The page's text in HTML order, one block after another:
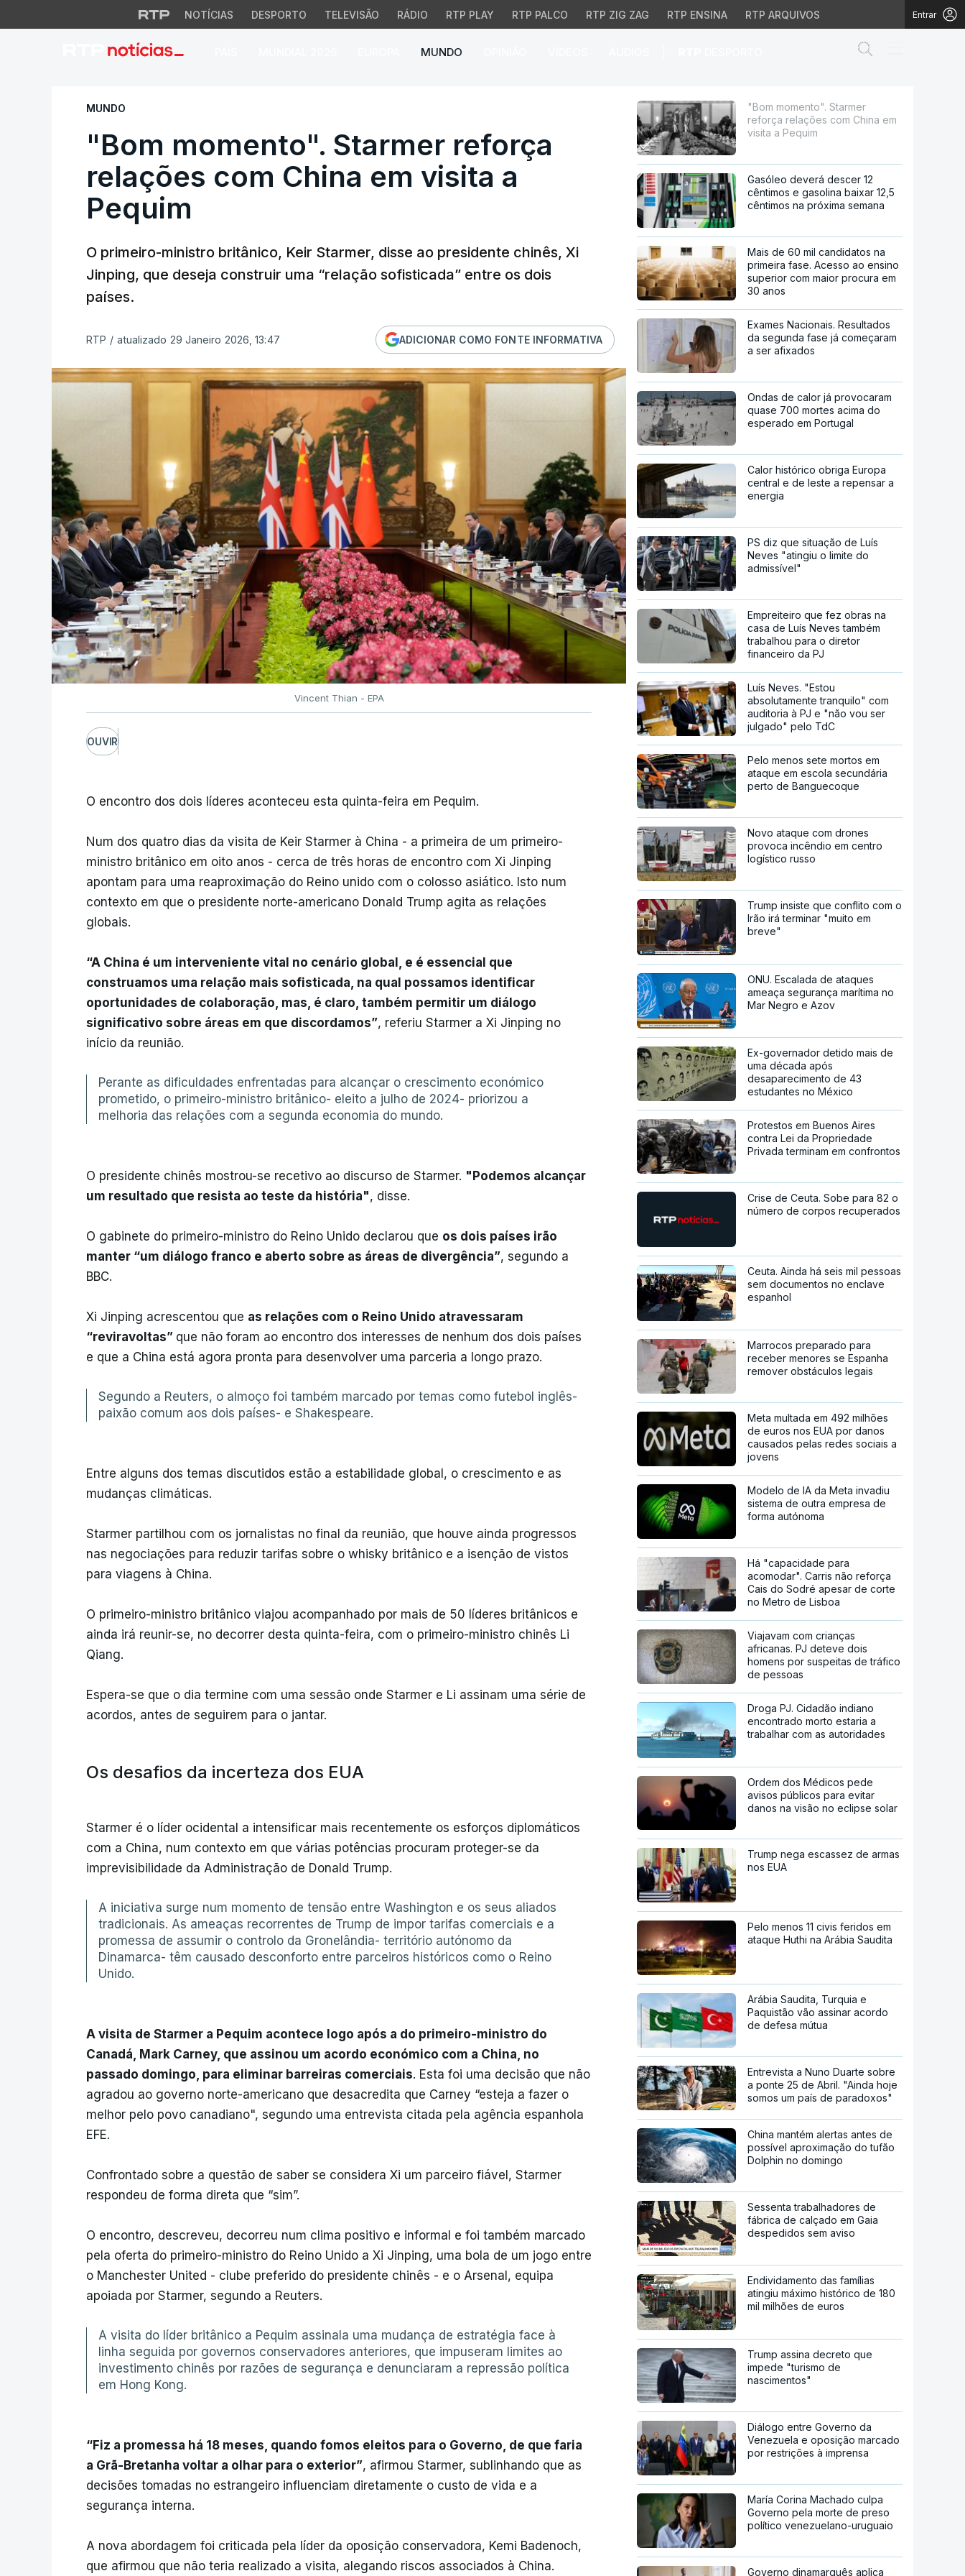
NOTÍCIAS DESPORTO TELEVISÃO RÁDIO RTP PLAY RTP PALCO RTP ZIG ZAG RTP ENSINA RTP ARQUIVOS Entrar
MUNDO
"Bom momento". Starmer reforça relações com China em visita a
MUNDO
"Bom momento". Starmer reforça
relações com China em visita a
Pequim
O primeiro-ministro britânico, Keir Starmer, disse ao presidente chinês, Xi
Jinping, que deseja construir uma “relação sofisticada” entre os dois
países.
RTP / atualizado 29 Janeiro 2026, 13:47 ADICIONAR COMO FONTE INFORMATIVA
Vincent Thian - EPA
OUVIR
O encontro dos dois líderes aconteceu esta quinta-feira em Pequim.
Num dos quatro dias da visita de Keir Starmer à China - a primeira de um primeiro-
ministro britânico em oito anos - cerca de três horas de encontro com Xi Jinping
apontam para uma reaproximação do Reino unido com o colosso asiático. Isto num
contexto em que o presidente norte-americano Donald Trump agita as relações
globais.
“A China é um interveniente vital no cenário global, e é essencial que
construamos uma relação mais sofisticada, na qual possamos identificar
oportunidades de colaboração, mas, é claro, também permitir um diálogo
significativo sobre áreas em que discordamos”, referiu Starmer a Xi Jinping no
início da reunião.
Perante as dificuldades enfrentadas para alcançar o crescimento económico
prometido, o primeiro-ministro britânico- eleito a julho de 2024- priorizou a
melhoria das relações com a segunda economia do mundo.
O presidente chinês mostrou-se recetivo ao discurso de Starmer. "Podemos alcançar
um resultado que resista ao teste da história", disse.
O gabinete do primeiro-ministro do Reino Unido declarou que os dois países irão
manter “um diálogo franco e aberto sobre as áreas de divergência”, segundo a
BBC.
Xi Jinping acrescentou que as relações com o Reino Unido atravessaram
“reviravoltas” que não foram ao encontro dos interesses de nenhum dos dois países
e que a China está agora pronta para desenvolver uma parceria a longo prazo.
Segundo a Reuters, o almoço foi também marcado por temas como futebol inglês-
paixão comum aos dois países- e Shakespeare.
Entre alguns dos temas discutidos estão a estabilidade global, o crescimento e as
mudanças climáticas.
Starmer partilhou com os jornalistas no final da reunião, que houve ainda progressos
nas negociações para reduzir tarifas sobre o whisky britânico e a isenção de vistos
para viagens à China.
O primeiro-ministro britânico viajou acompanhado por mais de 50 líderes britânicos e
ainda irá reunir-se, no decorrer desta quinta-feira, com o primeiro-ministro chinês Li
Qiang.
Espera-se que o dia termine com uma sessão onde Starmer e Li assinam uma série de
acordos, antes de seguirem para o jantar.
Os desafios da incerteza dos EUA
Starmer é o líder ocidental a intensificar mais recentemente os esforços diplomáticos
com a China, num contexto em que várias potências procuram proteger-se da
imprevisibilidade da Administração de Donald Trump.
A iniciativa surge num momento de tensão entre Washington e os seus aliados
tradicionais. As ameaças recorrentes de Trump de impor tarifas comerciais e a
promessa de assumir o controlo da Gronelândia- território autónomo da
Dinamarca- têm causado desconforto entre parceiros históricos como o Reino
Unido.
A visita de Starmer a Pequim acontece logo após a do primeiro-ministro do
Canadá, Mark Carney, que assinou um acordo económico com a China, no
passado domingo, para eliminar barreiras comerciais. Esta foi uma decisão que não
agradou ao governo norte-americano que desacredita que Carney “esteja a fazer o
melhor pelo povo canadiano", segundo uma entrevista citada pela agência espanhola
EFE.
Confrontado sobre a questão de saber se considera Xi um parceiro fiável, Starmer
respondeu de forma direta que “sim”.
O encontro, descreveu, decorreu num clima positivo e informal e foi também marcado
pela oferta do primeiro-ministro do Reino Unido a Xi Jinping, uma bola de um jogo entre
o Manchester United - clube preferido do presidente chinês - e o Arsenal, equipa
apoiada por Starmer, segundo a Reuters.
A visita do líder britânico a Pequim assinala uma mudança de estratégia face à
linha seguida por governos conservadores anteriores, que impuseram limites ao
investimento chinês por razões de segurança e denunciaram a repressão política
em Hong Kong.
“Fiz a promessa há 18 meses, quando fomos eleitos para o Governo, de que faria
a Grã-Bretanha voltar a olhar para o exterior”, afirmou Starmer, sublinhando que as
decisões tomadas no estrangeiro influenciam diretamente o custo de vida e a
segurança interna.
A nova abordagem foi criticada pela líder da oposição conservadora, Kemi Badenoch,
que afirmou que não teria realizado a visita, alegando riscos associados à China.
"Bom momento". Starmer
reforça relações com China em
visita a Pequim
Gasóleo deverá descer 12
cêntimos e gasolina baixar 12,5
cêntimos na próxima semana
Mais de 60 mil candidatos na
primeira fase. Acesso ao ensino
superior com maior procura em
30 anos
Exames Nacionais. Resultados
da segunda fase já começaram
a ser afixados
Ondas de calor já provocaram
quase 700 mortes acima do
esperado em Portugal
Calor histórico obriga Europa
central e de leste a repensar a
energia
PS diz que situação de Luís
Neves "atingiu o limite do
admissível"
Empreiteiro que fez obras na
casa de Luís Neves também
trabalhou para o diretor
financeiro da PJ
Luís Neves. "Estou
absolutamente tranquilo" com
auditoria à PJ e "não vou ser
julgado" pelo TdC
Pelo menos sete mortos em
ataque em escola secundária
perto de Banguecoque
Novo ataque com drones
provoca incêndio em centro
logístico russo
Trump insiste que conflito com o
Irão irá terminar "muito em
breve"
ONU. Escalada de ataques
ameaça segurança marítima no
Mar Negro e Azov
Ex-governador detido mais de
uma década após
desaparecimento de 43
estudantes no México
Protestos em Buenos Aires
contra Lei da Propriedade
Privada terminam em confrontos
Crise de Ceuta. Sobe para 82 o
número de corpos recuperados
Ceuta. Ainda há seis mil pessoas
sem documentos no enclave
espanhol
Marrocos preparado para
receber menores se Espanha
remover obstáculos legais
Meta multada em 492 milhões
de euros nos EUA por danos
causados pelas redes sociais a
jovens
Modelo de IA da Meta invadiu
sistema de outra empresa de
forma autónoma
Há "capacidade para
acomodar". Carris não reforça
Cais do Sodré apesar de corte
no Metro de Lisboa
Viajavam com crianças
africanas. PJ deteve dois
homens por suspeitas de tráfico
de pessoas
Droga PJ. Cidadão indiano
encontrado morto estaria a
trabalhar com as autoridades
Ordem dos Médicos pede
avisos públicos para evitar
danos na visão no eclipse solar
Trump nega escassez de armas
nos EUA
Pelo menos 11 civis feridos em
ataque Huthi na Arábia Saudita
Arábia Saudita, Turquia e
Paquistão vão assinar acordo
de defesa mútua
Entrevista a Nuno Duarte sobre
a ponte 25 de Abril. "Ainda hoje
somos um país de paradoxos"
China mantém alertas antes de
possível aproximação do tufão
Dolphin no domingo
Sessenta trabalhadores de
fábrica de calçado em Gaia
despedidos sem aviso
Endividamento das famílias
atingiu máximo histórico de 180
mil milhões de euros
Trump assina decreto que
impede "turismo de
nascimentos"
Diálogo entre Governo da
Venezuela e oposição marcado
por restrições à imprensa
María Corina Machado culpa
Governo pela morte de preso
político venezuelano-uruguaio
Governo dinamarquês aplica